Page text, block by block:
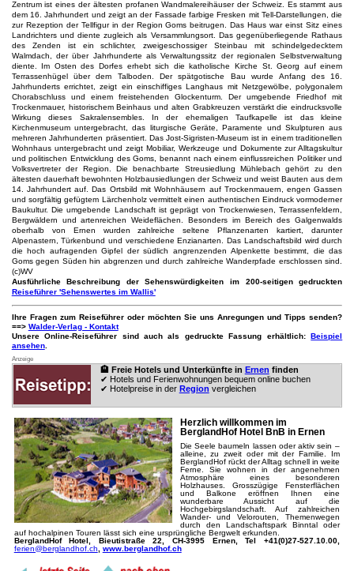
Zentrum ist eines der ältesten profanen Wandmalereihäuser der Schweiz. Es stammt aus
dem 16. Jahrhundert und zeigt an der Fassade farbige Fresken mit Tell-Darstellungen, die
zur Rezeption der Tellfigur in der Region Goms beitrugen. Das Haus war einst Sitz eines
Landrichters und diente zugleich als Versammlungsort. Das gegenüberliegende Rathaus
des Zenden ist ein schlichter, zweigeschossiger Steinbau mit schindelgedecktem
Walmdach, der über Jahrhunderte als Verwaltungssitz der regionalen Selbstverwaltung
diente. Im Osten des Dorfes erhebt sich die katholische Kirche St. Georg auf einem
Terrassenhügel über dem Talboden. Der spätgotische Bau wurde Anfang des 16.
Jahrhunderts errichtet, zeigt ein einschiffiges Langhaus mit Netzgewölbe, polygonalem
Chorabschluss und einem freistehenden Glockenturm. Der umgebende Friedhof mit
Trockenmauer, historischem Beinhaus und alten Grabkreuzen verstärkt die eindrucksvolle
Wirkung dieses Sakralensembles. In der ehemaligen Taufkapelle ist das kleine
Kirchenmuseum untergebracht, das liturgische Geräte, Paramente und Skulpturen aus
mehreren Jahrhunderten präsentiert. Das Jost-Sigristen-Museum ist in einem traditionellen
Wohnhaus untergebracht und zeigt Mobiliar, Werkzeuge und Dokumente zur Alltagskultur
und politischen Entwicklung des Goms, benannt nach einem einflussreichen Politiker und
Volksvertreter der Region. Die benachbarte Streusiedlung Mühlebach gehört zu den
ältesten dauerhaft bewohnten Holzbausiedlungen der Schweiz und weist Bauten aus dem
14. Jahrhundert auf. Das Ortsbild mit Wohnhäusern auf Trockenmauern, engen Gassen
und sorgfältig gefügtem Lärchenholz vermittelt einen authentischen Eindruck vormoderner
Baukultur. Die umgebende Landschaft ist geprägt von Trockenwiesen, Terrassenfeldern,
Bergwäldern und artenreichen Weideflächen. Besonders im Bereich des Galgenwalds
oberhalb von Ernen wurden zahlreiche seltene Pflanzenarten kartiert, darunter
Alpenastern, Türkenbund und verschiedene Enzianarten. Das Landschaftsbild wird durch
die hoch aufragenden Gipfel der südlich angrenzenden Alpenkette bestimmt, die das
Goms gegen Süden hin abgrenzen und durch zahlreiche Wanderpfade erschlossen sind.
(c)WV
Ausführliche Beschreibung der Sehenswürdigkeiten im 200-seitigen gedruckten
Reiseführer 'Sehenswertes im Wallis'
Ihre Fragen zum Reiseführer oder möchten Sie uns Anregungen und Tipps senden?
==> Walder-Verlag - Kontakt
Unsere Online-Reiseführer sind auch als gedruckte Fassung erhältlich:Beispiel
ansehen.
Anzeige
🏨 Freie Hotels und Unterkünfte in Ernen finden
✔ Hotels und Ferienwohnungen bequem online buchen
✔ Hotelpreise in der Region vergleichen
Herzlich willkommen im
BerglandHof Hotel BnB in Ernen
Die Seele baumeln lassen oder aktiv sein –
alleine, zu zweit oder mit der Familie. Im
BerglandHof rückt der Alltag schnell in weite
Ferne. Sie wohnen in der angenehmen
Atmosphäre eines besonderen
Holzhauses. Grosszügige Fensterflächen
und Balkone eröffnen Ihnen eine
wunderbare Aussicht auf die
Hochgebirgslandschaft. Auf zahlreichen
Wander- und Velorouten, Themenwegen
durch den Landschaftspark Binntal oder
auf hochalpinen Touren lässt sich eine ursprüngliche Bergwelt erkunden.
BerglandHof Hotel, Bieutistraße 22, CH-3995 Ernen, Tel +41(0)27-527.10.00,
ferien@berglandhof.ch
www.berglandhof.ch